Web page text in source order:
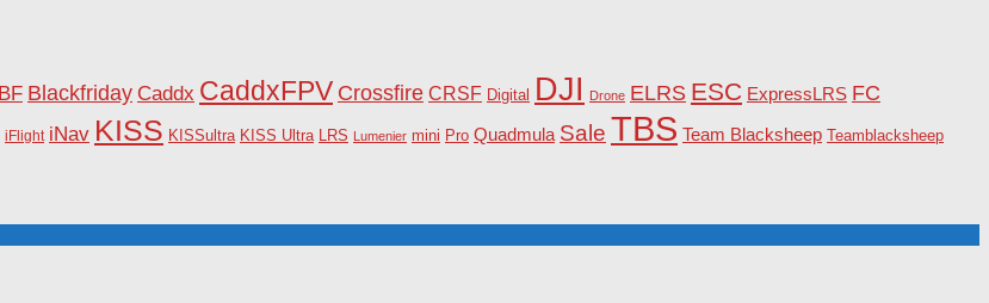
BF Blackfriday Caddx CaddxFPV Crossfire CRSF Digital DJI Drone ELRS ESC ExpressLRS FC
iFlight iNav KISS KISSultra KISS Ultra LRS Lumenier mini Pro Quadmula Sale TBS Team Blacksheep Teamblacksheep